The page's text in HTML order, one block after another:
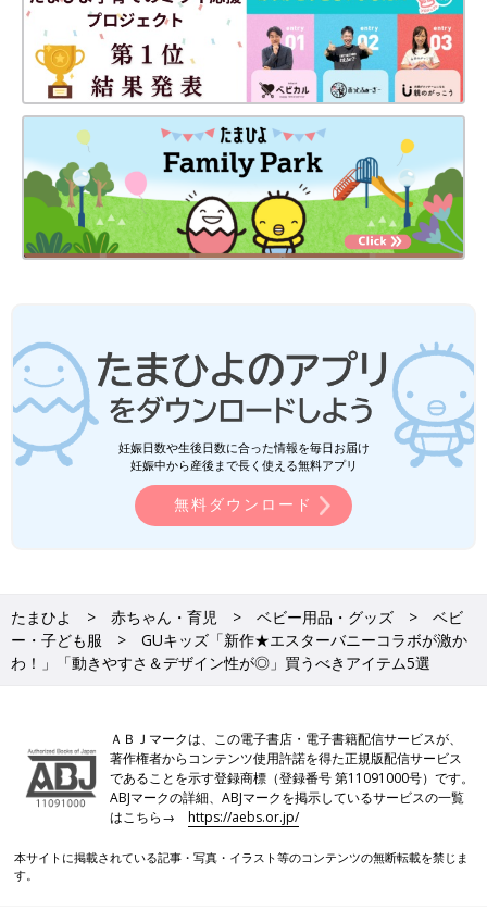
はたまらないラインナップ♪ 売り切れ前に手に入れたいですね。
GUキッズ「お出かけ着に最適！」「買
い足すほどお気に入り！」おすすめ夏ア
イテム5選
GUから、夏のお出かけに最適なアイテムが販
売されています。ラフに着られるTシャツや動
きやすいパンツなど、実用的かつおしゃれなも
のばかり！公園遊びなどのアクティブなシーン
にもピッタリなんです♪ 今回はそんなGUの、
おすすめ夏アイテムをご紹介します。
ご紹介したキッズアイテムは、どれも可愛らしいものばかりでし
たね！特にエスターバニーコラボ商品は期間限定なので、見つけ
たら即ゲットがおすすめ♪ Tシャツやパンツ類も、毎日の着こな
●記事内容でご紹介している投稿、リンク先は、削除される場合
があります。あらかじめご了承ください。
●記事の内容は2025年7月の情報で、現在と異なる場合がありま
GU「新作★セサミストリートコラボが
激かわ！」「これは欲しい！」夏アイテ
ム4選
GUの夏アイテムから目が離せません！新作の
♪ 今回はそんなGUの買うべき夏アイテムをご
紹介します。
ユニクロベビー「新作コラボパジャマに
注目！」「夏の部屋着にも最適！」おす
すめ★リラックスアイテム5選
愛すぎる！と話題なんだとか。今回はベビーに
おすすめしたい、お部屋で快適に着られるリラ
ックスアイテムをご紹介します。
GUの記事一覧
妊娠日数や生後日数に合った情報を毎日お届け
妊娠中から産後まで長く使える無料アプリ
無料ダウンロード
たまひよ 赤ちゃん・育児 ベビー用品・グッズ
ベビ
ー・子ども服
GUキッズ「新作★エスターバニーコラボが激か
わ！」「動きやすさ＆デザイン性が◎」買うべきアイテム5選
ＡＢＪマークは、この電子書店・電子書籍配信サービスが、
著作権者からコンテンツ使用許諾を得た正規版配信サービス
であることを示す登録商標（登録番号 第11091000号）です。
ABJマークの詳細、ABJマークを掲示しているサービスの一覧
はこちら→https://aebs.or.jp/
本サイトに掲載されている記事・写真・イラスト等のコンテンツの無断転載を禁じま
す。